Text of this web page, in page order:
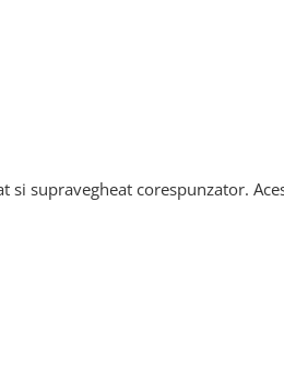
supravegheat corespunzator.